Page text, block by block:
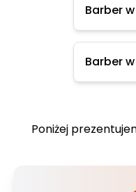
Barber
Barber
Poniżej